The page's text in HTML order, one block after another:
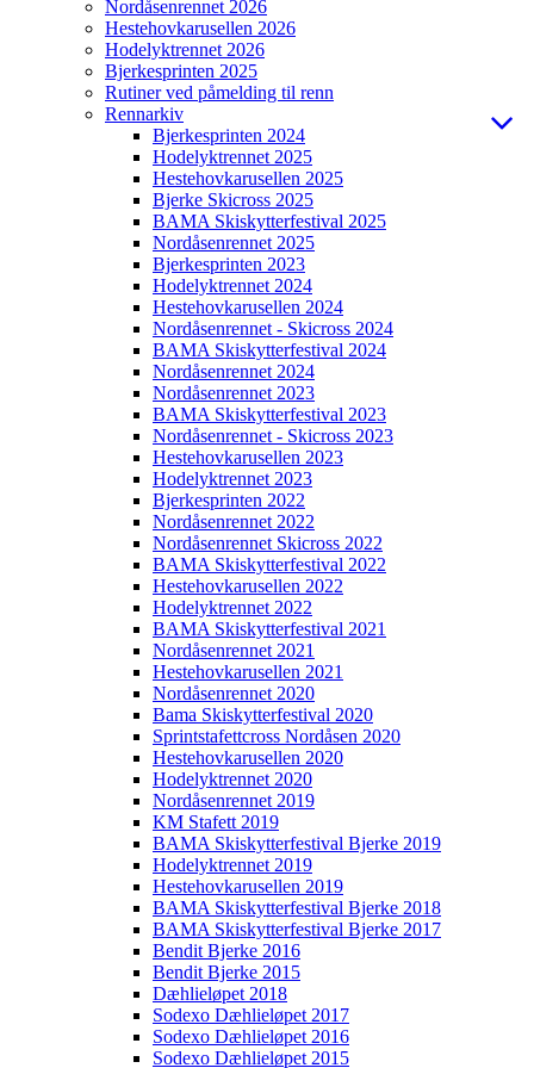
Nordåsenrennet 2026
Hestehovkarusellen 2026
Hodelyktrennet 2026
Bjerkesprinten 2025
Rutiner ved påmelding til renn
Rennarkiv
Bjerkesprinten 2024
Hodelyktrennet 2025
Hestehovkarusellen 2025
Bjerke Skicross 2025
BAMA Skiskytterfestival 2025
Nordåsenrennet 2025
Bjerkesprinten 2023
Hodelyktrennet 2024
Hestehovkarusellen 2024
Nordåsenrennet - Skicross 2024
BAMA Skiskytterfestival 2024
Nordåsenrennet 2024
Nordåsenrennet 2023
BAMA Skiskytterfestival 2023
Nordåsenrennet - Skicross 2023
Hestehovkarusellen 2023
Hodelyktrennet 2023
Bjerkesprinten 2022
Nordåsenrennet 2022
Nordåsenrennet Skicross 2022
BAMA Skiskytterfestival 2022
Hestehovkarusellen 2022
Hodelyktrennet 2022
BAMA Skiskytterfestival 2021
Nordåsenrennet 2021
Hestehovkarusellen 2021
Nordåsenrennet 2020
Bama Skiskytterfestival 2020
Sprintstafettcross Nordåsen 2020
Hestehovkarusellen 2020
Hodelyktrennet 2020
Nordåsenrennet 2019
KM Stafett 2019
BAMA Skiskytterfestival Bjerke 2019
Hodelyktrennet 2019
Hestehovkarusellen 2019
BAMA Skiskytterfestival Bjerke 2018
BAMA Skiskytterfestival Bjerke 2017
Bendit Bjerke 2016
Bendit Bjerke 2015
Dæhlieløpet 2018
Sodexo Dæhlieløpet 2017
Sodexo Dæhlieløpet 2016
Sodexo Dæhlieløpet 2015